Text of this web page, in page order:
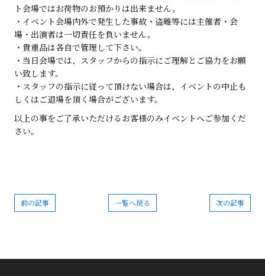
ト会場ではお荷物のお預かりは出来ません。
・イベント会場内外で発生した事故・盗難等には主催者・会
場・出演者は一切責任を負いません。
・貴重品は各自で管理して下さい。
・当日会場では、スタッフからの指示にご理解とご協力をお願
い致します。
・スタッフの指示に従って頂けない場合は、イベントの中止も
しくはご退場を頂く場合がございます。
以上の事をご了承いただけるお客様のみイベントへご参加くだ
さい。
次の記事
一覧へ戻る
前の記事